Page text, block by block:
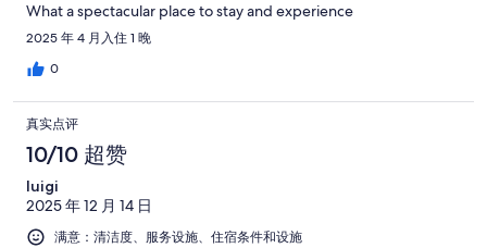
What a spectacular place to stay and experience
2025 年 4 月入住 1 晚
0
真实点评
10/10 超赞
luigi
2025 年 12 月 14 日
满意：清洁度、服务设施、住宿条件和设施